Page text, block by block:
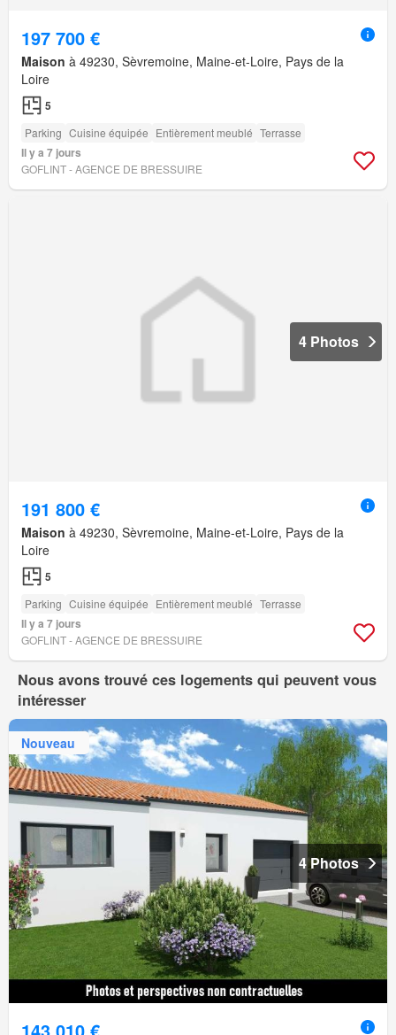
197 700 €
Maison à 49230, Sèvremoine, Maine-et-Loire, Pays de la
Loire
5
Parking Cuisine équipée Entièrement meublé Terrasse
Il y a 7 jours
GOFLINT - AGENCE DE BRESSUIRE
4 Photos
191 800 €
Maison à 49230, Sèvremoine, Maine-et-Loire, Pays de la
Loire
5
Parking Cuisine équipée Entièrement meublé Terrasse
Il y a 7 jours
GOFLINT - AGENCE DE BRESSUIRE
Nous avons trouvé ces logements qui peuvent vous
intéresser
Nouveau
4 Photos